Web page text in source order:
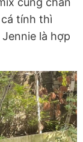
tính thì
là hợp